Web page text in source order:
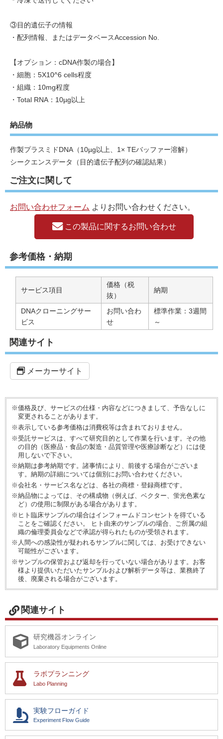
③目的遺伝子の情報
・配列情報、またはデータベースAccession No.
【オプション：cDNA作製の場合】
・細胞：5X10^6 cells程度
・組織：10mg程度
・Total RNA：10µg以上
納品物
作製プラスミドDNA（10µg以上、1× TEバッファー溶解）
シークエンスデータ（目的遺伝子配列の確認結果）
ご注文に関して
お問い合わせフォーム よりお問い合わせください。
この製品に関するお問い合わせ
参考価格・納期
サービス項目
価格（税
抜）
納期
DNAクローニングサー
ビス
お問い合わ
せ
標準作業：3週間
～
関連サイト
メーカーサイト
※価格及び、サービスの仕様・内容などにつきまして、予告なしに
変更されることがあります。
※表示している参考価格は消費税等は含まれておりません。
※受託サービスは、すべて研究目的として作業を行います。その他
の目的（医療品・食品の製造・品質管理や医療診断など）には使
用しないで下さい。
※納期は参考納期です。諸事情により、前後する場合がございま
す。納期の詳細については個別にお問い合わせください。
※会社名・サービス名などは、各社の商標・登録商標です。
※納品物によっては、その構成物（例えば、ベクター、蛍光色素な
ど）の使用に制限がある場合があります。
※ヒト臨床サンプルの場合はインフォームドコンセントを得ている
ことをご確認ください。 ヒト由来のサンプルの場合、ご所属の組
織の倫理委員会などで承認が得られたものが受領されます。
※人間への感染性が疑われるサンプルに関しては、お受けできない
可能性がございます。
※サンプルの保管および返却を行っていない場合があります。お客
様より提供いただいたサンプルおよび解析データ等は、業務終了
後、廃棄される場合がございます。
関連サイト
研究機器オンライン
Laboratory Equipments Online
ラボプランニング
Labo Planning
実験フローガイド
Experiment Flow Guide